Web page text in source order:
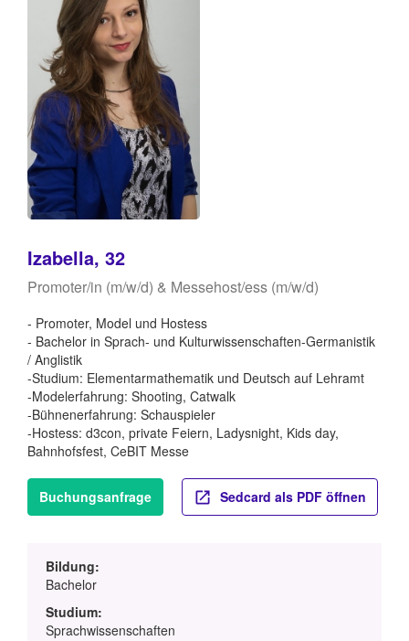
Izabella, 32
Promoter/in (m/w/d) & Messehost/ess (m/w/d)
- Promoter, Model und Hostess
- Bachelor in Sprach- und Kulturwissenschaften-Germanistik
/ Anglistik
-Studium: Elementarmathematik und Deutsch auf Lehramt
-Modelerfahrung: Shooting, Catwalk
-Bühnenerfahrung: Schauspieler
-Hostess: d3con, private Feiern, Ladysnight, Kids day,
Bahnhofsfest, CeBIT Messe
Buchungsanfrage Sedcard als PDF öffnen
Bildung:
Bachelor
Studium:
Sprachwissenschaften